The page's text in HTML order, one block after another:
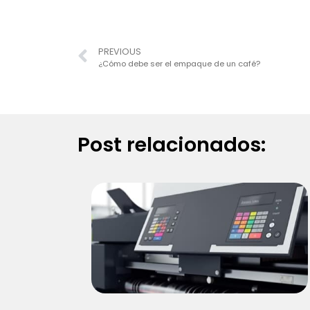
PREVIOUS
¿Cómo debe ser el empaque de un café?
Post relacionados: